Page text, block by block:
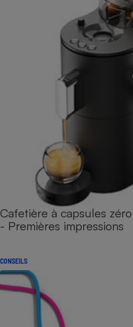
Cafetière à capsules
- Premières impressions
CONSEILS